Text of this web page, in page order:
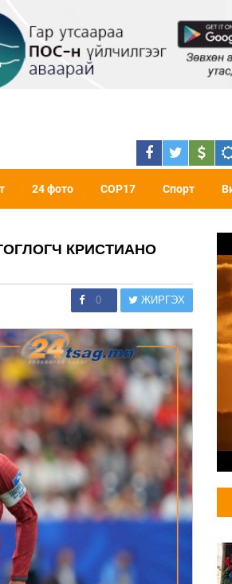
24 фото COP17 Спорт
КРИСТИАНО
0 ЖИРГЭХ